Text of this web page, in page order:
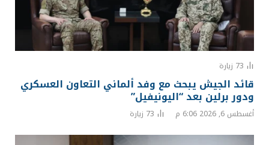
73 زيارة
قائد الجيش يبحث مع وفد ألماني التعاون العسكري
ودور برلين بعد “اليونيفيل”
أغسطس 6, 2026 6:06 م 73 زيارة